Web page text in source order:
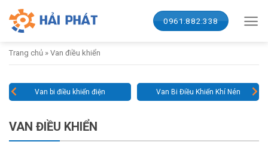
content
0961.882.338
Trang chủ » Van điều khiển
Van bi điều khiển điện Van Bi Điều Khiển Khí Nén
VAN ĐIỀU KHIỂN